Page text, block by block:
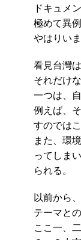
ドキュメ
極めて異
やはりい
看見台灣
それだけ
一つは、
例えば、
すのでは
また、環
ってしま
られる。
以前から
テーマと
ここ一、